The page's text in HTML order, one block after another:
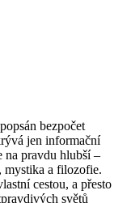
bezpočet
jen informační
na pravdu hlubší –
mystika a filozofie.
cestou, a přesto
světů